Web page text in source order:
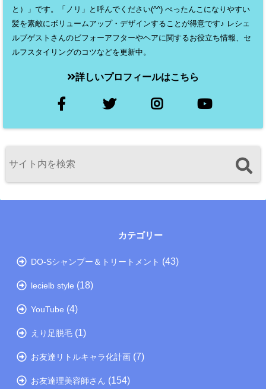
と）」です。「ノリ」と呼んでください(^^) ぺったんこになりやすい
髪を素敵にボリュームアップ・デザインすることが得意です♪ レシェ
ルブゲストさんのビフォーアフターやヘアに関するお役立ち情報、セ
ルフスタイリングのコツなどを更新中。
詳しいプロフィールはこちら
カテゴリー
DO-Sシャンプー＆トリートメント (43)
lecielb style (18)
YouTube (4)
えり足脱毛 (1)
お友達リトルキャラ化計画 (7)
お友達理美容師さん (154)